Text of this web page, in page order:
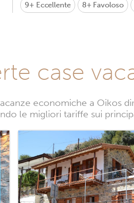
9+ Eccellente 8+ Favoloso
case
economiche a Oikos
le migliori tariffe sui